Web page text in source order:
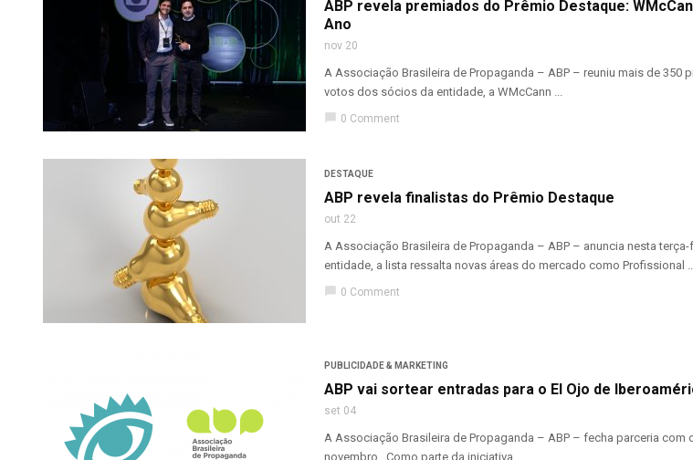
ABP revela premiados do Prêmio Destaque:
Ano
nov 20
A Associação Brasileira de Propaganda – ABP – reuniu mais de 350
votos dos sócios da entidade, a WMcCann ...
chat_bubble 0 Comment
DESTAQUE
ABP revela finalistas do Prêmio Destaque
out 22
A Associação Brasileira de Propaganda – ABP – anuncia nesta
entidade, a lista ressalta novas áreas do mercado como Profissional
chat_bubble 0 Comment
PUBLICIDADE & MARKETING
ABP vai sortear entradas para o El Ojo de
set 04
A Associação Brasileira de Propaganda – ABP – fecha parceria com
novembro. Como parte da iniciativa, ...